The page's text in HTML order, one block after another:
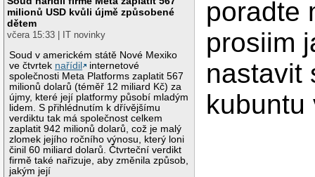
milionů USD kvůli újmě způsobené
dětem
včera 15:33 | IT novinky
Soud v americkém státě Nové Mexiko
ve čtvrtek nařídil
internetové
společnosti Meta Platforms zaplatit 567
milionů dolarů (téměř 12 miliard Kč) za
újmy, které její platformy působí mladým
lidem. S přihlédnutím k dřívějšímu
verdiktu tak má společnost celkem
zaplatit 942 milionů dolarů, což je malý
zlomek jejího ročního výnosu, který loni
činil 60 miliard dolarů. Čtvrteční verdikt
firmě také nařizuje, aby změnila způsob,
jakým její
poradte
prosiim
nastavit
kubuntu